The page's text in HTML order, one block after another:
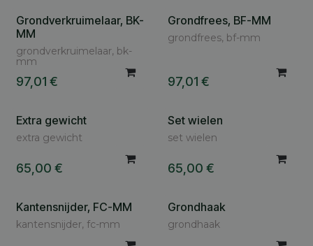
Grondverkruimelaar, BK-
MM
grondverkruimelaar, bk-
mm
97,01 €
Grondfrees, BF-MM
grondfrees, bf-mm
97,01 €
Extra gewicht
extra gewicht
65,00 €
Set wielen
set wielen
65,00 €
Kantensnijder, FC-MM
kantensnijder, fc-mm
Grondhaak
grondhaak